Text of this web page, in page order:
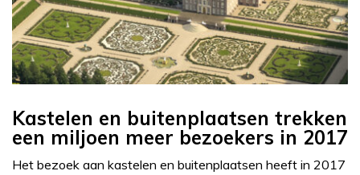
Kastelen en buitenplaatsen trekken
een miljoen meer bezoekers in 2017
Het bezoek aan kastelen en buitenplaatsen heeft in 2017